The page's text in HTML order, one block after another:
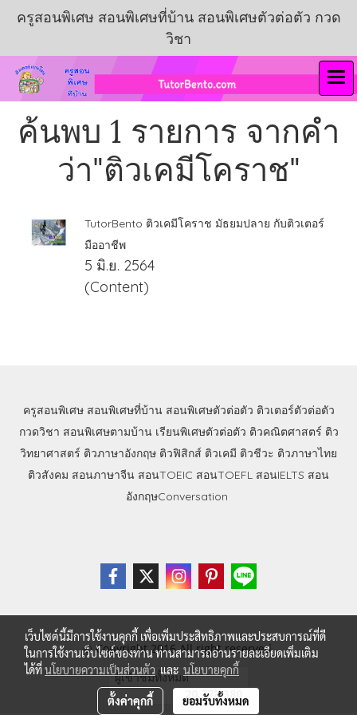
ครูสอนพิเศษ สอนพิเศษที่บ้าน สอนพิเศษตัวต่อตัว กวด
วิชา
ค้นพบ 1 รายการ จากคำ
ว่า"ติวเคมีโคราช"
TutorBento ติวเคมีโคราช มัธยมปลาย กับติวเตอร์
มืออาชีพ
5 มิ.ย. 2564
(Content)
ครูสอนพิเศษ สอนพิเศษที่บ้าน สอนพิเศษตัวต่อตัว ติวเตอร์ตัวต่อตัว
กวดวิชา สอนพิเศษตามบ้าน เรียนพิเศษตัวต่อตัว ติวคณิตศาสตร์ ติว
วิทยาศาสตร์ ติวภาษาอังกฤษ ติวฟิสิกส์ ติวเคมี ติวชีวะ ติวภาษาไทย
ติวสังคม สอนภาษาจีน สอนTOEIC สอนTOEFL สอนIELTS สอน
อังกฤษConversation
© Copyright 2016 All right reserved.
ผู้เข้าชมทั้งหมด
20,778,380
เว็บไซต์นี้มีการใช้งานคุกกี้ เพื่อเพิ่มประสิทธิภาพและประสบการณ์ที่ดี
ในการใช้งานเว็บไซต์ของท่าน ท่านสามารถอ่านรายละเอียดเพิ่มเติม
ได้ที่นโยบายความเป็นส่วนตัวและ นโยบายคุกกี้
ตั้งค่าคุกกี้ ยอมรับทั้งหมด